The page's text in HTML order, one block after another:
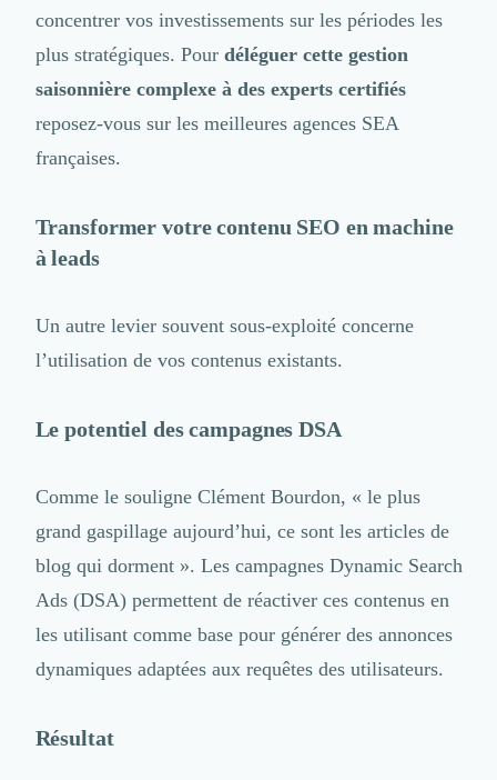
concentrer vos investissements sur les périodes les
plus stratégiques. Pour déléguer cette gestion
saisonnière complexe à des experts certifiés
reposez-vous sur les meilleures agences SEA
françaises.
Transformer votre contenu SEO en machine
à leads
Un autre levier souvent sous-exploité concerne
l’utilisation de vos contenus existants.
Le potentiel des campagnes DSA
Comme le souligne Clément Bourdon, « le plus
grand gaspillage aujourd’hui, ce sont les articles de
blog qui dorment ». Les campagnes Dynamic Search
Ads (DSA) permettent de réactiver ces contenus en
les utilisant comme base pour générer des annonces
dynamiques adaptées aux requêtes des utilisateurs.
Résultat